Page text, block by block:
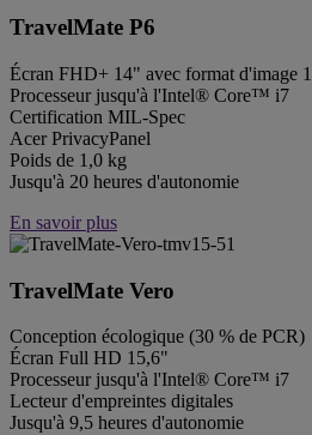
TravelMate P6
Écran FHD+ 14" avec format d'image
Processeur jusqu'à l'Intel® Core™ i7
Certification MIL-Spec
Acer PrivacyPanel
Poids de 1,0 kg
Jusqu'à 20 heures d'autonomie
En savoir plus
TravelMate Vero
Conception écologique (30 % de PCR)
Écran Full HD 15,6"
Processeur jusqu'à l'Intel® Core™ i7
Lecteur d'empreintes digitales
Jusqu'à 9,5 heures d'autonomie